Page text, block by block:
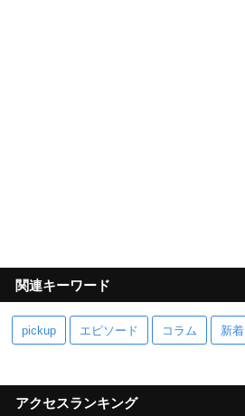
関連キーワード
pickup エピソード コラム 新着
アクセスランキング